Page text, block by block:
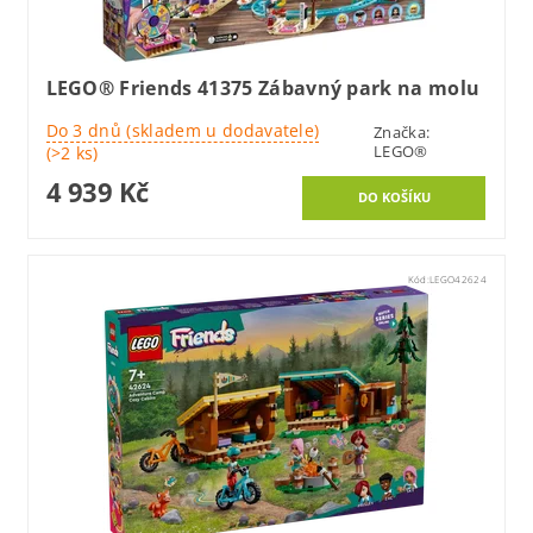
LEGO® Friends 41375 Zábavný park na molu
Do 3 dnů (skladem u dodavatele)
(>2 ks)
Značka:
LEGO®
4 939 Kč
Kód:LEGO42624